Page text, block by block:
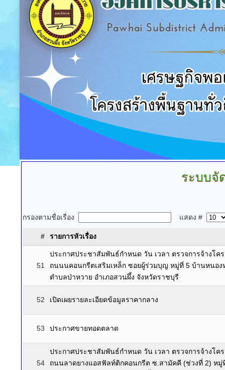
ระบบจั
กรองตามชื่อเรื่อง แสดง #
# รายการหัวเรื่อง
51
ประกาศประชาสัมพันธ์กำหนด วัน เวลา ตรวจการจ้างโคร
ถนนนคอนกรีตเสริมเหล็ก ซอยผู้ร่วมบุญ หมู่ที่ 5 บ้านหนอง
ตำบลป่าหวาย อำเภอสวนผึ้ง จังหวัดราชบุรี
52 เปิดเผยรายละเอียดข้อมูลราคากลาง
53 ประกาศขายทอดตลาด
54
ประกาศประชาสัมพันธ์กำหนด วัน เวลา ตรวจการจ้างโคร
ถนนลาดยางแอสฟัลท์ติกคอนกรีต ซ.สามัคคี (ช่วงที่ 2) หมู่